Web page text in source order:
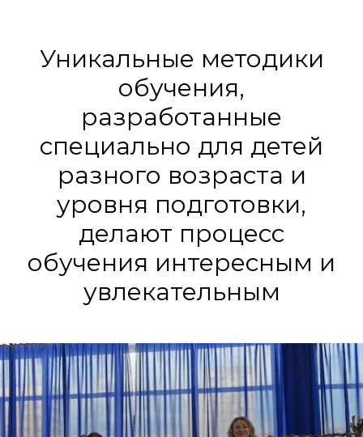
Уникальные методики
обучения,
разработанные
специально для детей
разного возраста и
уровня подготовки,
делают процесс
обучения интересным и
увлекательным